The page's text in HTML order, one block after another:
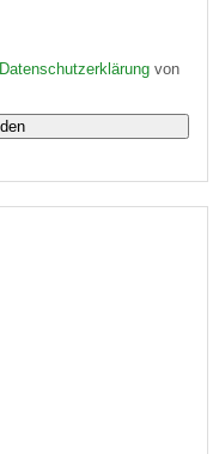
Datenschutzerklärungvon